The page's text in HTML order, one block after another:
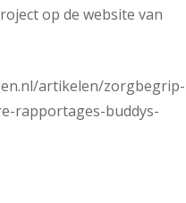
op de website van
artikelen/zorgbegrip-
rapportages-buddys-